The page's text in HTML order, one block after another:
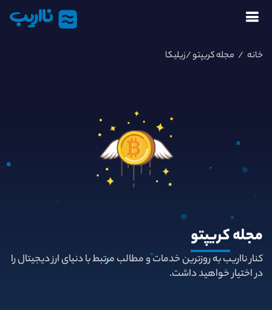
نااریب
خانه / مجله کریپتو/زیلیکا
مجلهکریپتو
کنار نااریب به روزترین خدمات و مطالب مرتبط با دنیای ارز دیجیتال را
در اختیار خواهید داشت.